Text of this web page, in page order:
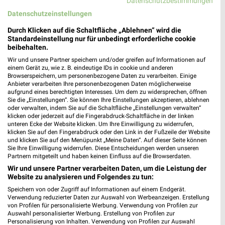
MEHR PROSPEKTE
weekli - Prospekte & Angebote App
Alle EDEKA Angebote immer griffbereit – mit der kostenlosen
weekli App für iOS & Android.
✔Standortgenaue Angebote
✔Folge deinem Lieblingshändler
✔Push-Benachrichtigungen bei neuen Prospekten
✔Einkaufsliste - Einkauf stressfrei planen
JETZT LADEN UND SPAREN!
Datenschutzeinstellungen
Durch Klicken auf die Schaltfläche „Ablehnen“ wird die
Standardeinstellung nur für unbedingt erforderliche cookie
beibehalten.
Wir und unsere Partner speichern und/oder greifen auf Informationen auf
einem Gerät zu, wie z. B. eindeutige IDs in cookie und anderen
Browserspeichern, um personenbezogene Daten zu verarbeiten. Einige
Anbieter verarbeiten Ihre personenbezogenen Daten möglicherweise
aufgrund eines berechtigten Interesses. Um dem zu widersprechen, öffnen
Sie die „Einstellungen“. Sie können Ihre Einstellungen akzeptieren, ablehnen
oder verwalten, indem Sie auf die Schaltfläche „Einstellungen verwalten“
klicken oder jederzeit auf die Fingerabdruck-Schaltfläche in der linken
unteren Ecke der Website klicken. Um Ihre Einwilligung zu widerrufen,
klicken Sie auf den Fingerabdruck oder den Link in der Fußzeile der Website
und klicken Sie auf den Menüpunkt „Meine Daten“. Auf dieser Seite können
Sie Ihre Einwilligung widerrufen. Diese Entscheidungen werden unseren
Partnern mitgeteilt und haben keinen Einfluss auf die Browserdaten.
Wir und unsere Partner verarbeiten Daten, um die Leistung der
Website zu analysieren und Folgendes zu tun:
Speichern von oder Zugriff auf Informationen auf einem Endgerät.
Verwendung reduzierter Daten zur Auswahl von Werbeanzeigen. Erstellung
von Profilen für personalisierte Werbung. Verwendung von Profilen zur
Auswahl personalisierter Werbung. Erstellung von Profilen zur
Personalisierung von Inhalten. Verwendung von Profilen zur Auswahl